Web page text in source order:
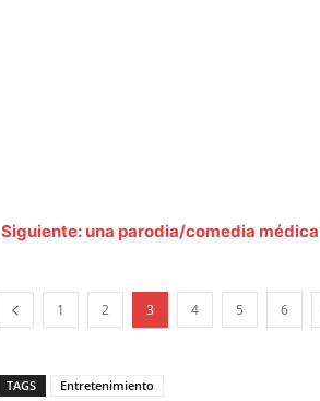
Siguiente: una parodia/comedia
1 2 3 4 5 6
TAGS Entretenimiento